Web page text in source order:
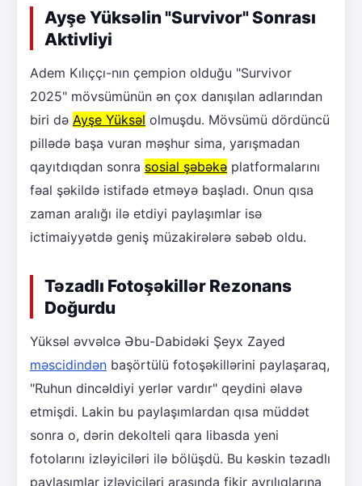
Ayşe Yüksəlin "Survivor" Sonrası
Aktivliyi
Adem Kılıççı-nın çempion olduğu "Survivor
2025" mövsümünün ən çox danışılan adlarından
biri də Ayşe Yüksəl olmuşdu. Mövsümü dördüncü
pillədə başa vuran məşhur sima, yarışmadan
qayıtdıqdan sonra sosial şəbəkə platformalarını
fəal şəkildə istifadə etməyə başladı. Onun qısa
zaman aralığı ilə etdiyi paylaşımlar isə
ictimaiyyətdə geniş müzakirələrə səbəb oldu.
Təzadlı Fotoşəkillər Rezonans
Doğurdu
Yüksəl əvvəlcə Əbu-Dabidəki Şeyx Zayed
məscidindən başörtülü fotoşəkillərini paylaşaraq,
"Ruhun dincəldiyi yerlər vardır" qeydini əlavə
etmişdi. Lakin bu paylaşımlardan qısa müddət
sonra o, dərin dekolteli qara libasda yeni
fotolarını izləyiciləri ilə bölüşdü. Bu kəskin təzadlı
paylaşımlar izləyiciləri arasında fikir ayrılıqlarına